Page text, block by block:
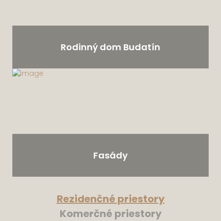
Rodinný dom Budatín
Fasády
Rezidenčné priestory
Komerčné priestory